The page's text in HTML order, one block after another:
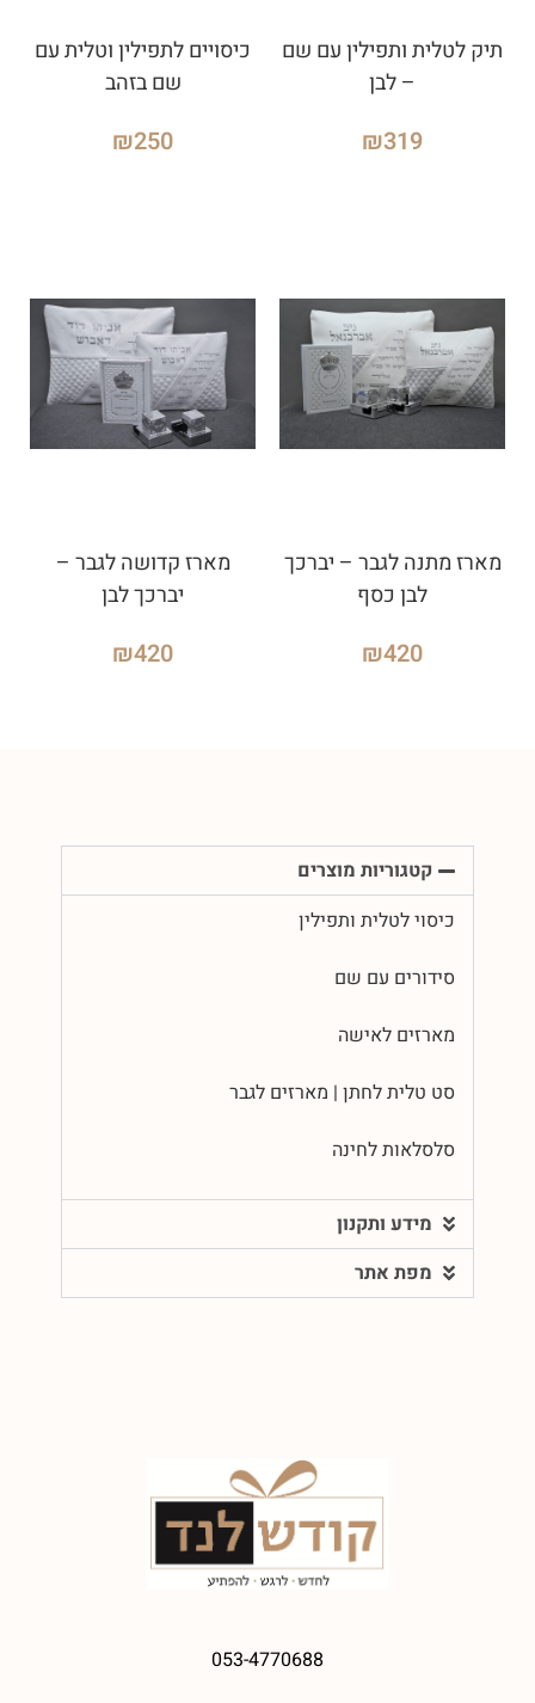
תיק לטלית ותפילין עם שם
– לבן
₪319
כיסויים לתפילין וטלית עם
שם בזהב
₪250
מארז מתנה לגבר – יברכך
לבן כסף
₪420
מארז קדושה לגבר –
יברכך לבן
₪420
קטגוריות מוצרים
כיסוי לטלית ותפילין
סידורים עם שם
מארזים לאישה
סט טלית לחתן | מארזים לגבר
סלסלאות לחינה
מידע ותקנון
מפת אתר
053-4770688